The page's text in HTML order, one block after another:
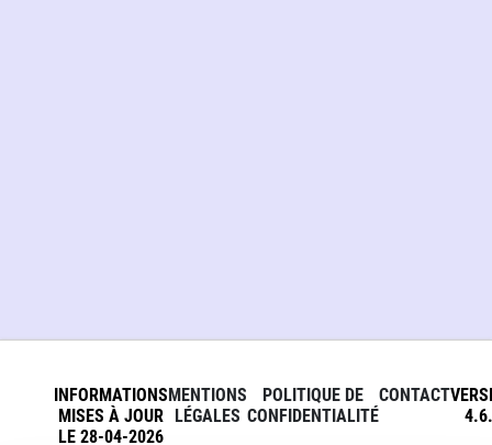
INFORMATIONS
MISES À JOUR
LE 28-04-2026
MENTIONS
LÉGALES
POLITIQUE DE
CONFIDENTIALITÉ
CONTACT